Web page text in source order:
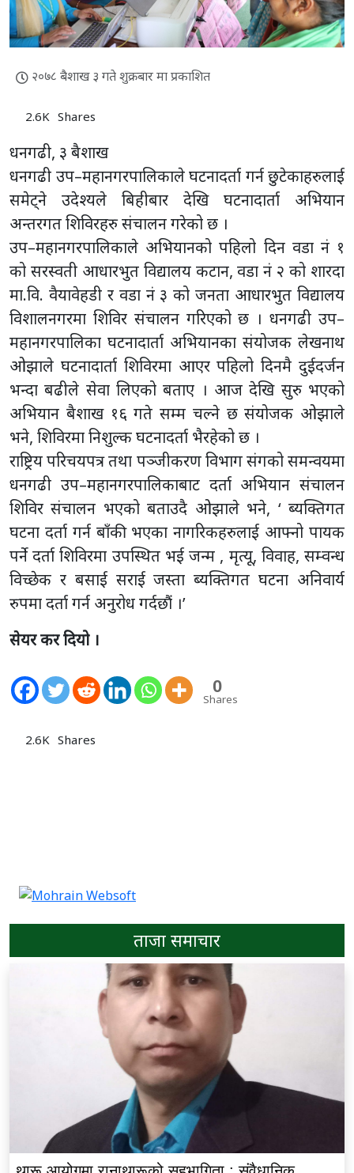
२०७८ बैशाख ३ गते शुक्रबार मा प्रकाशित
2.6K Shares
धनगढी, ३ बैशाख
धनगढी उप–महानगरपालिकाले घटनादर्ता गर्न छुटेकाहरुलाई
समेट्ने उदेश्यले बिहीबार देखि घटनादार्ता अभियान
अन्तरगत शिविरहरु संचालन गरेको छ ।
उप–महानगरपालिकाले अभियानको पहिलो दिन वडा नं १
को सरस्वती आधारभुत विद्यालय कटान, वडा नं २ को शारदा
मा.वि. वैयावेहडी र वडा नं ३ को जनता आधारभुत विद्यालय
विशालनगरमा शिविर संचालन गरिएको छ । धनगढी उप–
महानगरपालिका घटनादार्ता अभियानका संयोजक लेखनाथ
ओझाले घटनादार्ता शिविरमा आएर पहिलो दिनमै दुईदर्जन
भन्दा बढीले सेवा लिएको बताए । आज देखि सुरु भएको
अभियान बैशाख १६ गते सम्म चल्ने छ संयोजक ओझाले
भने, शिविरमा निशुल्क घटनादर्ता भैरहेको छ ।
राष्ट्रिय परिचयपत्र तथा पञ्जीकरण विभाग संगको समन्वयमा
धनगढी उप–महानगरपालिकाबाट दर्ता अभियान संचालन
शिविर संचालन भएको बताउदै ओझाले भने, ‘ ब्यक्तिगत
घटना दर्ता गर्न बाँकी भएका नागरिकहरुलाई आफ्नो पायक
पर्ने दर्ता शिविरमा उपस्थित भई जन्म , मृत्यू, विवाह, सम्वन्ध
विच्छेक र बसाई सराई जस्ता ब्यक्तिगत घटना अनिवार्य
रुपमा दर्ता गर्न अनुरोध गर्दछौं ।’
सेयर कर दियो ।
0
Shares
2.6K Shares
ताजा समाचार